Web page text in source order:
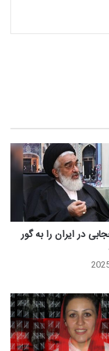
در ایران را به گور